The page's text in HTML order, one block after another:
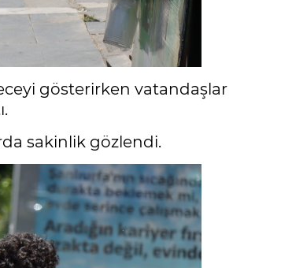
gösterirken vatandaşlar
sakinlik gözlendi.